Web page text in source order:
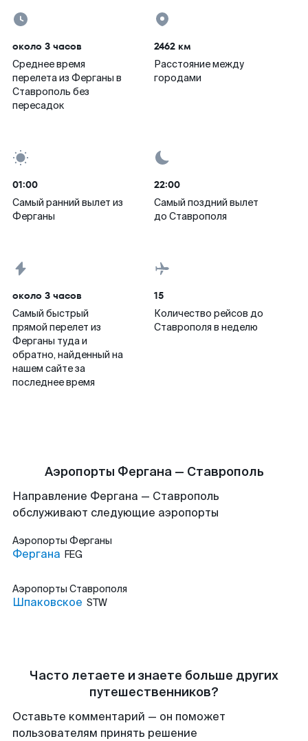
около 3 часов
Среднее время
перелета из Ферганы в
Ставрополь без
пересадок
2462 км
Расстояние между
городами
01:00
Самый ранний вылет из
Ферганы
22:00
Самый поздний вылет
до Ставрополя
около 3 часов
Самый быстрый
прямой перелет из
Ферганы туда и
обратно, найденный на
нашем сайте за
последнее время
15
Количество рейсов до
Ставрополя в неделю
Аэропорты Фергана — Ставрополь
Направление Фергана — Ставрополь
обслуживают следующие аэропорты
Аэропорты Ферганы
Фергана FEG
Аэропорты Ставрополя
Шпаковское STW
Часто летаете и знаете больше других
путешественников?
Оставьте комментарий — он поможет
пользователям принять решение